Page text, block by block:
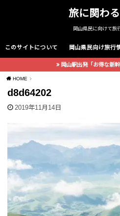
旅に関わる
岡山県民に向けて旅
このサイトについて 岡山県民向け旅行
岡山駅出発「お得な新
HOME
d8d64202
2019年11月14日